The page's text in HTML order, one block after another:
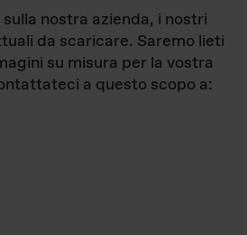
nostra azienda, i nostri
da scaricare. Saremo lieti
su misura per la vostra
a questo scopo a: